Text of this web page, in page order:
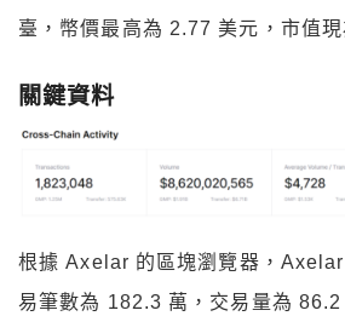
臺，幣價最高為 2.77 美元，市值
關鍵資料
根據 Axelar 的區塊瀏覽器，
易筆數為 182.3 萬，交易量為 86.2